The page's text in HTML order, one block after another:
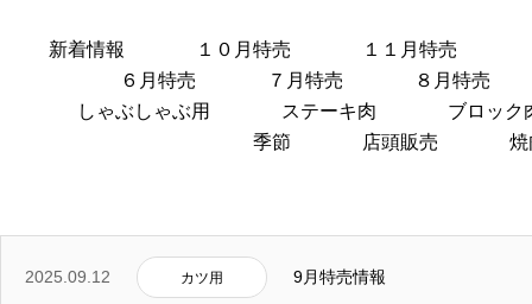
新着情報 １０月特売 １１月特売
６月特売
７月特売
８月特売
しゃぶしゃぶ用
ステーキ肉
ブロック
季節
店頭販売 焼
2025.09.12 カツ用 9月特売情報